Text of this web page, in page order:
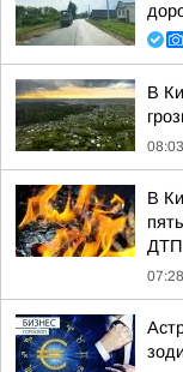
В
08:03
В
ДТП
07:28